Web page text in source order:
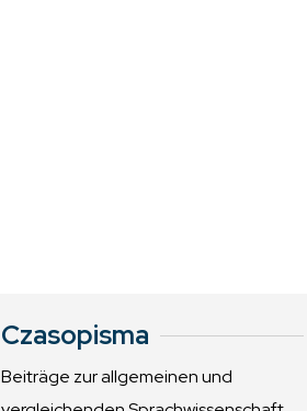
Czasopisma
Beiträge zur allgemeinen und